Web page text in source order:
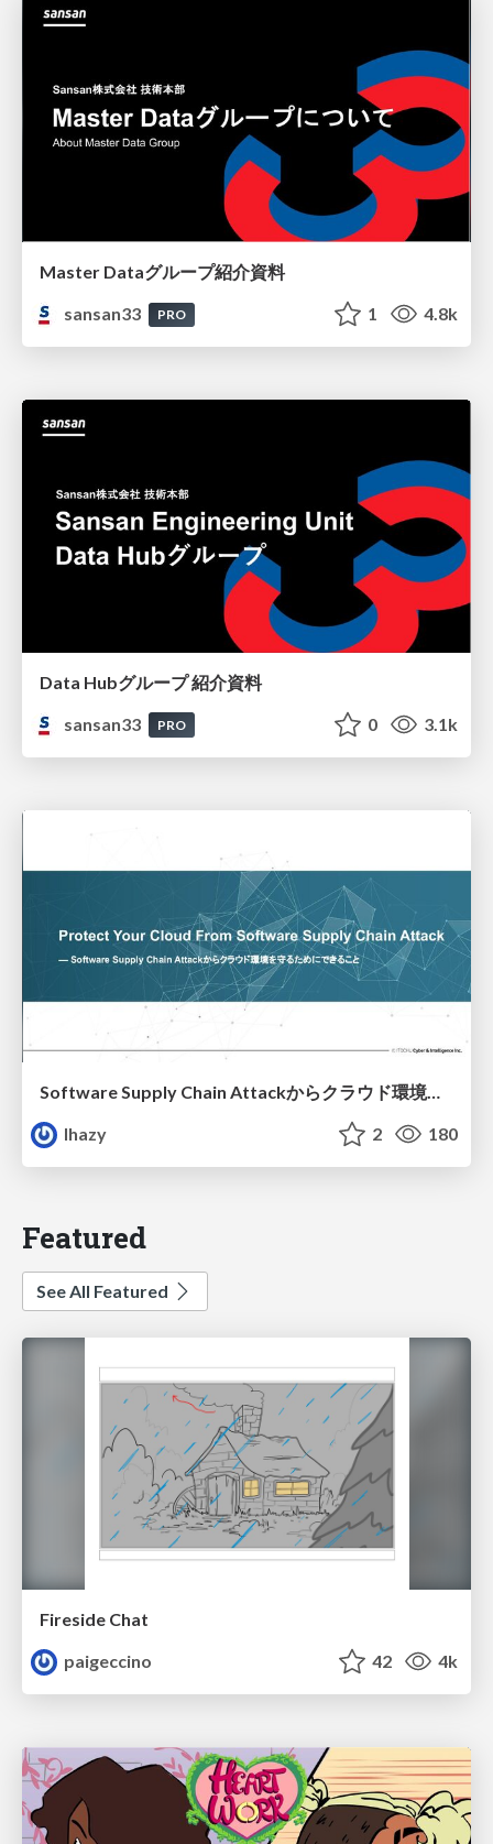
Master Dataグループ紹介資料
sansan33
PRO 1 4.8k
Data Hubグループ 紹介資料
sansan33
PRO 0 3.1k
Software Supply Chain Attackからクラウド環境を守るためにできること
lhazy
2 180
Featured
See All Featured
Fireside Chat
paigeccino
42 4k